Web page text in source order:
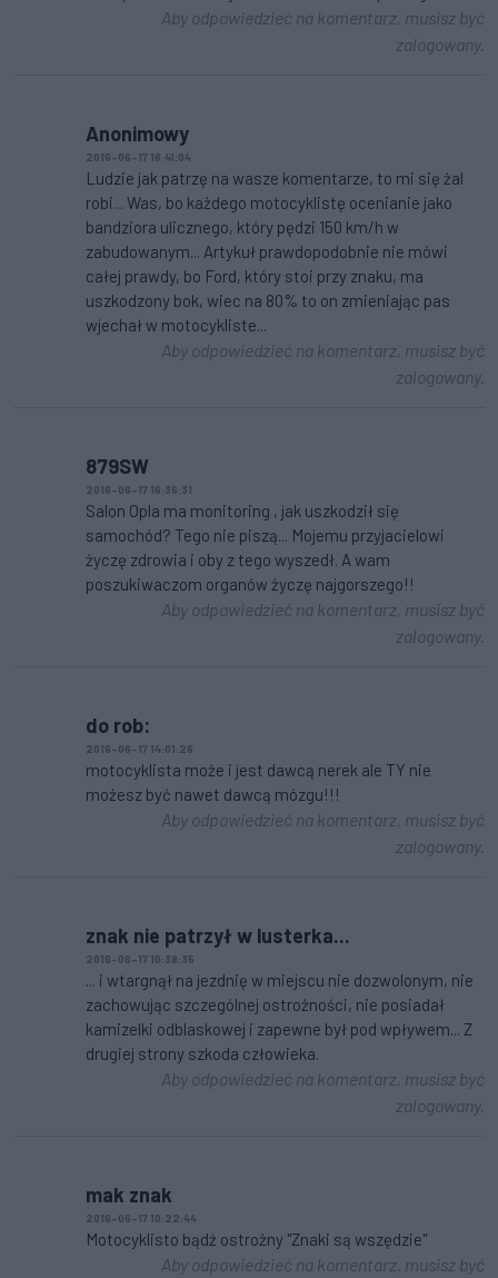
Aby odpowiedzieć na komentarz, musisz być
zalogowany.
Anonimowy
2016-06-17 16:41:04
Ludzie jak patrzę na wasze komentarze, to mi się żal
robi... Was, bo każdego motocyklistę ocenianie jako
bandziora ulicznego, który pędzi 150 km/h w
zabudowanym... Artykuł prawdopodobnie nie mówi
całej prawdy, bo Ford, który stoi przy znaku, ma
uszkodzony bok, wiec na 80% to on zmieniając pas
wjechał w motocykliste...
Aby odpowiedzieć na komentarz, musisz być
zalogowany.
879SW
2016-06-17 16:36:31
Salon Opla ma monitoring , jak uszkodził się
samochód? Tego nie piszą... Mojemu przyjacielowi
życzę zdrowia i oby z tego wyszedł. A wam
poszukiwaczom organów życzę najgorszego!!
Aby odpowiedzieć na komentarz, musisz być
zalogowany.
do rob:
2016-06-17 14:01:26
motocyklista może i jest dawcą nerek ale TY nie
możesz być nawet dawcą mózgu!!!
Aby odpowiedzieć na komentarz, musisz być
zalogowany.
znak nie patrzył w lusterka...
2016-06-17 10:38:35
... i wtargnął na jezdnię w miejscu nie dozwolonym, nie
zachowując szczególnej ostrożności, nie posiadał
kamizelki odblaskowej i zapewne był pod wpływem... Z
drugiej strony szkoda człowieka.
Aby odpowiedzieć na komentarz, musisz być
zalogowany.
mak znak
2016-06-17 10:22:44
Motocyklisto bądź ostrożny "Znaki są wszędzie"
Aby odpowiedzieć na komentarz, musisz być